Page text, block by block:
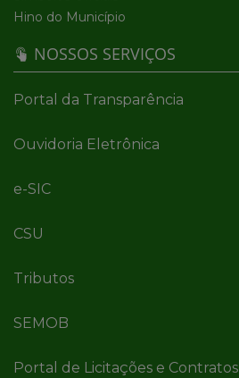
Hino do Município
NOSSOS SERVIÇOS
Portal da Transparência
Ouvidoria Eletrônica
e-SIC
CSU
Tributos
SEMOB
Portal de Licitações e Contratos